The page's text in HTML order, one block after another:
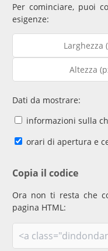
Per cominciare, puoi
esigenze:
Dati da mostrare:
informazioni sulla
orari di apertura e
Copia il codice
Ora non ti resta che
pagina HTML: